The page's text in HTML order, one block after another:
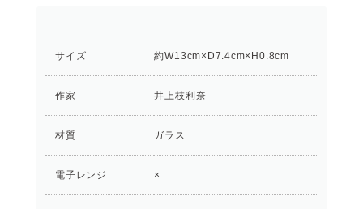
サイズ 約W13cm×D7.4cm×H0.8cm
作家 井上枝利奈
材質 ガラス
電子レンジ ×